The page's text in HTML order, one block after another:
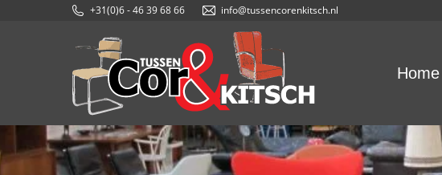
+31(0)6 - 46 39 68 66 info@tussencorenkitsch.nl
Home